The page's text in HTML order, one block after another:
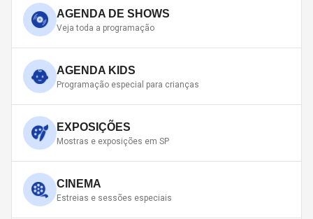
AGENDA DE SHOWS
Veja toda a programação
AGENDA KIDS
Programação especial para crianças
EXPOSIÇÕES
Mostras e exposições em SP
CINEMA
Estreias e sessões especiais